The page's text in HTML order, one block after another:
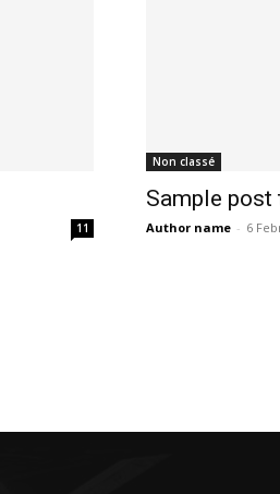
11
Non classé
Sample post
Author name - 6